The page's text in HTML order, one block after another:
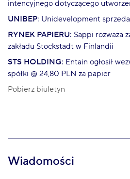
intencyjnego dotyczącego
UNIBEP: Unidevelopment
RYNEK PAPIERU: Sappi rozważa
zakładu Stockstadt w Finlandii
STS HOLDING: Entain ogłosił
spółki @ 24,80 PLN za papier
Pobierz biuletyn
Wiadomości